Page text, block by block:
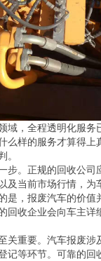
域，全程透明化服务
么样的服务才算得上
。
步。正规的回收公司
及当前市场行情，为
是，报废汽车的价值
回收企业会向车主详
关重要。汽车报废涉
记等环节。可靠的回